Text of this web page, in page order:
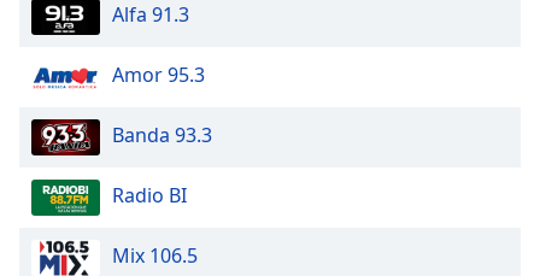
Alfa 91.3
Amor 95.3
Banda 93.3
Radio BI
Mix 106.5